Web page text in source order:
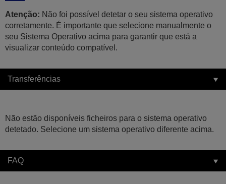
Atenção: Não foi possível detetar o seu sistema operativo
corretamente. É importante que selecione manualmente o
seu Sistema Operativo acima para garantir que está a
visualizar conteúdo compatível.
Transferências
Não estão disponíveis ficheiros para o sistema operativo
detetado. Selecione um sistema operativo diferente acima.
FAQ